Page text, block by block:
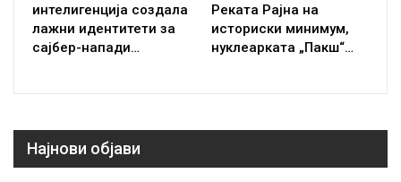
интелигенција создала
лажни идентитети за
сајбер-напади…
Реката Рајна на
историски минимум,
нуклеарката „Пакш“…
Најнови објави